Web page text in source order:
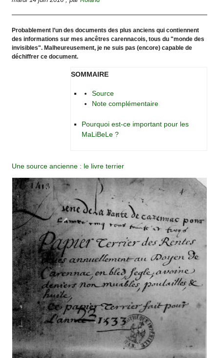
Probablement l’un des documents des plus anciens qui contiennent
des informations sur mes ancêtres carennacois, tous du "monde des
invisibles". Malheureusement, je ne suis pas (encore) capable de
déchiffrer ce document.
SOMMAIRE
Source
Note complémentaire
Pourquoi est-ce important pour les
MaLiBeLe ?
Une source ancienne : le livre terrier